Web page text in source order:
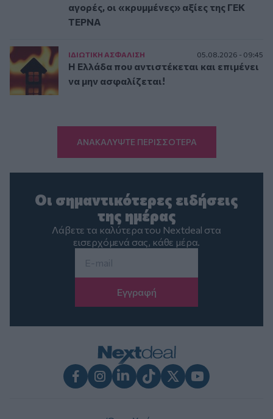
αγορές, οι «κρυμμένες» αξίες της ΓΕΚ
ΤΕΡΝΑ
ΙΔΙΩΤΙΚΗ ΑΣΦAΛΙΣΗ 05.08.2026 - 09:45
Η Ελλάδα που αντιστέκεται και επιμένει
να μην ασφαλίζεται!
ΑΝΑΚΑΛΥΨΤΕ ΠΕΡΙΣΣΟΤΕΡΑ
Οι σημαντικότερες ειδήσεις
της ημέρας
Λάβετε τα καλύτερα του Nextdeal στα
εισερχόμενά σας, κάθε μέρα.